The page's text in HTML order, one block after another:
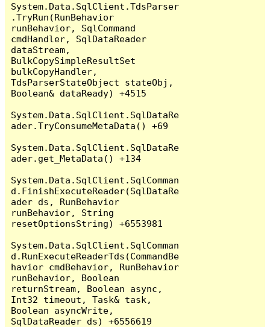
System.Data.SqlClient.TdsParser
.TryRun(RunBehavior
runBehavior, SqlCommand
cmdHandler, SqlDataReader
dataStream,
BulkCopySimpleResultSet
bulkCopyHandler,
TdsParserStateObject stateObj,
Boolean& dataReady) +4515
System.Data.SqlClient.SqlDataRe
ader.TryConsumeMetaData() +69
System.Data.SqlClient.SqlDataRe
ader.get_MetaData() +134
System.Data.SqlClient.SqlComman
d.FinishExecuteReader(SqlDataRe
ader ds, RunBehavior
runBehavior, String
resetOptionsString) +6553981
System.Data.SqlClient.SqlComman
d.RunExecuteReaderTds(CommandBe
havior cmdBehavior, RunBehavior
runBehavior, Boolean
returnStream, Boolean async,
Int32 timeout, Task& task,
Boolean asyncWrite,
SqlDataReader ds) +6556619